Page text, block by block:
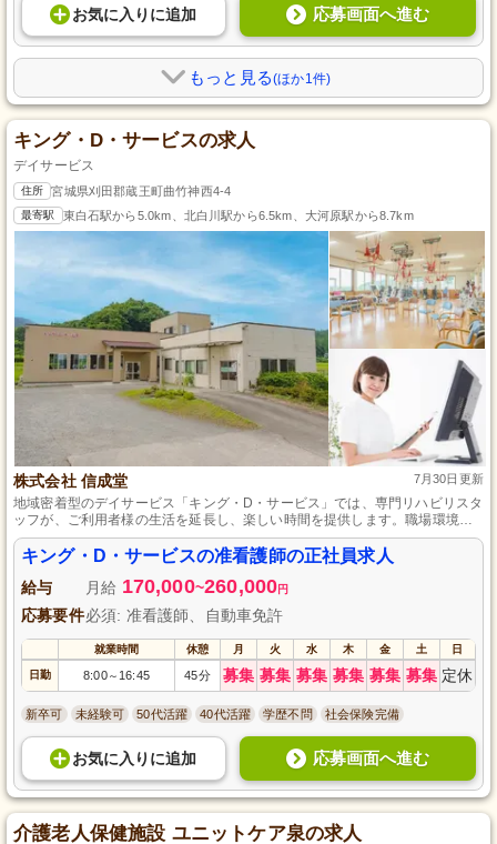
お気に入り に追加 応募画面へ進む
もっと見る(ほか1件)
キング・D・サービスの求人
デイサービス
住所 宮城県刈田郡蔵王町曲竹神西4-4
最寄駅 東白石駅から5.0km、北白川駅から6.5km、大河原駅から8.7km
株式会社 信成堂 7月30日更新
地域密着型のデイサービス「キング・D・サービス」では、専門リハビリスタ
ッフが、ご利用者様の生活を延長し、楽しい時間を提供します。職場環境は
明るく、和気あいあいとした雰囲気で、シフト制の勤務と各種休暇制度、さ
らに社会保険完備や住宅・家族手当の支給で、家庭との両立も可能です。経
験のない方も、准看護師の資格さえあれば活躍できます。
キング・D・サービスの准看護師の正社員求人
給与 月給 170,000~260,000円
応募要件必須: 准看護師、自動車免許
就業時間 休憩 月 火 水 木 金 土 日
日勤 8:00～ 16:45 45分 募集 募集 募集 募集 募集 募集 定休
新卒可 未経験可 50代活躍 40代活躍 学歴不問 社会保険完備
お気に入り に追加 応募画面へ進む
介護老人保健施設 ユニットケア泉の求人